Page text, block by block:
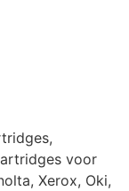
voor
Xerox, Oki,